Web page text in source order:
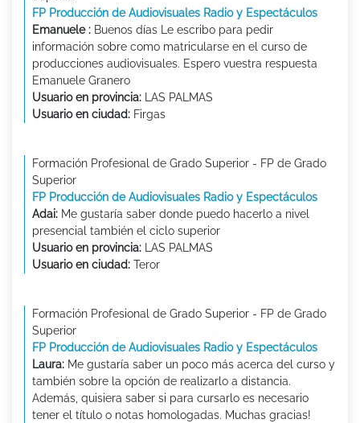
FP Producción de Audiovisuales Radio y Espectáculos
Emanuele : Buenos días Le escribo para pedir
información sobre como matricularse en el curso de
producciones audiovisuales. Espero vuestra respuesta
Emanuele Granero
Usuario en provincia: LAS PALMAS
Usuario en ciudad: Firgas
Formación Profesional de Grado Superior - FP de Grado
Superior
FP Producción de Audiovisuales Radio y Espectáculos
Adai: Me gustaría saber donde puedo hacerlo a nivel
presencial también el ciclo superior
Usuario en provincia: LAS PALMAS
Usuario en ciudad: Teror
Formación Profesional de Grado Superior - FP de Grado
Superior
FP Producción de Audiovisuales Radio y Espectáculos
Laura: Me gustaría saber un poco más acerca del curso y
también sobre la opción de realizarlo a distancia.
Además, quisiera saber si para cursarlo es necesario
tener el título o notas homologadas. Muchas gracias!